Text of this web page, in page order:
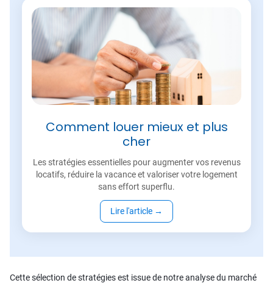
Comment louer mieux et plus
cher
Les stratégies essentielles pour augmenter vos revenus
locatifs, réduire la vacance et valoriser votre logement
sans effort superflu.
Lire l'article →
Cette sélection de stratégies est issue de notre analyse du marché